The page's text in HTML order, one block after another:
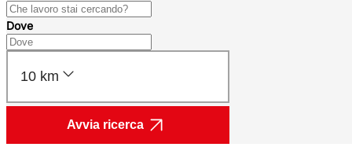
Dove
10 km
Avvia ricerca